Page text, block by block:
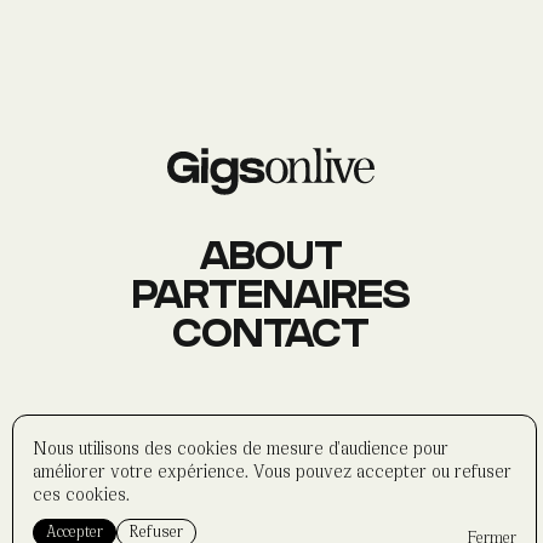
À PROPOS
CONTACT
Formulaire Partenaires
ABOUT
PARTENAIRES
CONTACT
Politique de confidentialité
Mentions légales
Nous utilisons des cookies de mesure d'audience pour
améliorer votre expérience. Vous pouvez accepter ou refuser
ces cookies.
Accepter Refuser Fermer